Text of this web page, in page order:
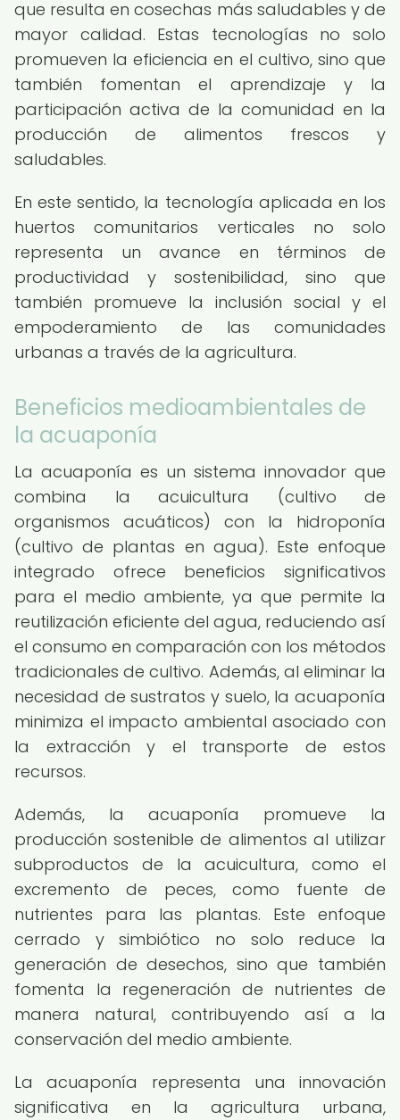
que resulta en cosechas más saludables y de
mayor calidad. Estas tecnologías no solo
promueven la eficiencia en el cultivo, sino que
también fomentan el aprendizaje y la
participación activa de la comunidad en la
producción de alimentos frescos y
saludables.
En este sentido, la tecnología aplicada en los
huertos comunitarios verticales no solo
representa un avance en términos de
productividad y sostenibilidad, sino que
también promueve la inclusión social y el
empoderamiento de las comunidades
urbanas a través de la agricultura.
Beneficios medioambientales de
la acuaponía
La acuaponía es un sistema innovador que
combina la acuicultura (cultivo de
organismos acuáticos) con la hidroponía
(cultivo de plantas en agua). Este enfoque
integrado ofrece beneficios significativos
para el medio ambiente, ya que permite la
reutilización eficiente del agua, reduciendo así
el consumo en comparación con los métodos
tradicionales de cultivo. Además, al eliminar la
necesidad de sustratos y suelo, la acuaponía
minimiza el impacto ambiental asociado con
la extracción y el transporte de estos
recursos.
Además, la acuaponía promueve la
producción sostenible de alimentos al utilizar
subproductos de la acuicultura, como el
excremento de peces, como fuente de
nutrientes para las plantas. Este enfoque
cerrado y simbiótico no solo reduce la
generación de desechos, sino que también
fomenta la regeneración de nutrientes de
manera natural, contribuyendo así a la
conservación del medio ambiente.
La acuaponía representa una innovación
significativa en la agricultura urbana,